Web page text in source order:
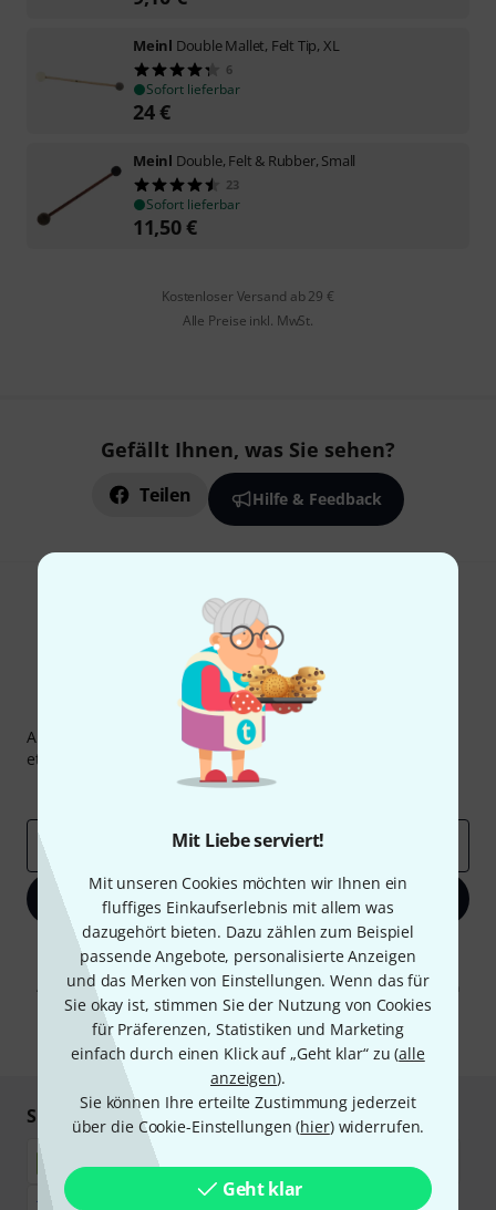
Mit Liebe serviert!
Mit unseren Cookies möchten wir Ihnen ein
fluffiges Einkaufserlebnis mit allem was
dazugehört bieten. Dazu zählen zum Beispiel
passende Angebote, personalisierte Anzeigen
und das Merken von Einstellungen. Wenn das für
Sie okay ist, stimmen Sie der Nutzung von Cookies
für Präferenzen, Statistiken und Marketing
einfach durch einen Klick auf „Geht klar“ zu (alle
anzeigen).
Sie können Ihre erteilte Zustimmung jederzeit
über die Cookie-Einstellungen (hier) widerrufen.
Geht klar
Meinl Double Mallet, Felt Tip, XL
6
Sofort lieferbar
24€
Meinl Double, Felt & Rubber, Small
23
Sofort lieferbar
11,50€
Kostenloser Versand ab 29 €
Alle Preise inkl. MwSt.
Gefällt Ihnen, was Sie sehen?
Teilen Hilfe & Feedback
Thomann Newsletter
Abonniere den Thomann Newsletter und gewinne mit
etwas Glück einen von 50 Gutscheinen
Inspirierende Beiträge
Deals
E-Mail-Adresse
Jetzt anmelden
Mit Klick auf „Jetzt anmelden“ stimmen Sie dem Erhalt von E-Mail-
Werbung und einer Messung des E-Mail-Nutzungsverhaltens zu. Die
Abmeldung ist jederzeit möglich. Weitere Informationen finden Sie in
unserenDatenschutzhinweisen .
* Pflichtfeld
Sicher einkaufen & bezahlen